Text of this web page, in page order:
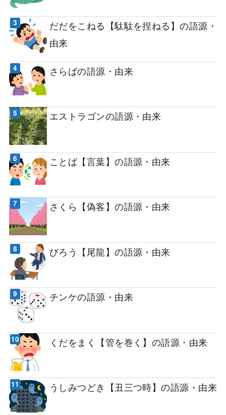
だだをこねる【駄駄を捏ねる】の語源・
由来
さらばの語源・由来
エストラゴンの語源・由来
ことば【言葉】の語源・由来
さくら【偽客】の語源・由来
びろう【尾龍】の語源・由来
チンケの語源・由来
くだをまく【管を巻く】の語源・由来
うしみつどき【丑三つ時】の語源・由来